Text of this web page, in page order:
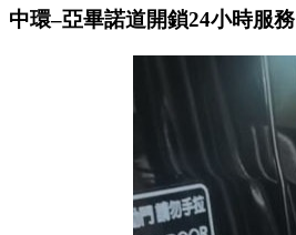
中環–亞畢諾道開鎖24小時服務